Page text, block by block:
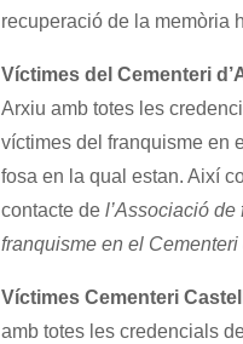
recuperació de la memòria
Víctimes del Cementeri
Arxiu amb totes les
víctimes del franquisme en
fosa en la qual estan. Així
contacte de l’Associació
franquisme en el Cementeri
Víctimes Cementeri
amb totes les credencials